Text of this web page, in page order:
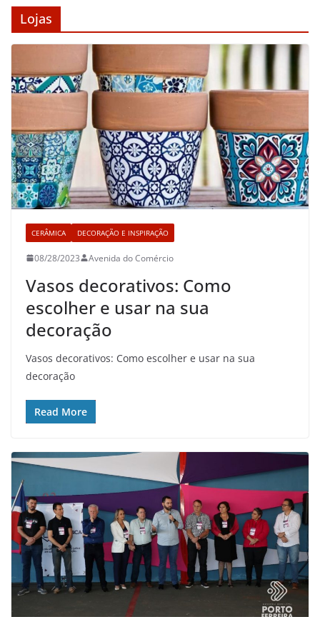
Lojas
CERÂMICA DECORAÇÃO E INSPIRAÇÃO
08/28/2023 Avenida do Comércio
Vasos decorativos: Como
escolher e usar na sua
decoração
Vasos decorativos: Como escolher e usar na sua
decoração
Read More